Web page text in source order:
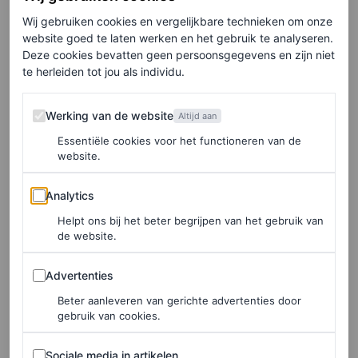
Hetstrapless Old Hollywood-silhouetbepaalt Lipa’s
garderobe voor het awardseizoen, nog belangrijker is dat
het een hint is naar wat komen gaat bij Gucci, waar De
Sarno nog maar twee collecties liet zien. De voormalige
creatief directeur Alessandro Michele opvolgen is geen
makkelijke taak, maar de voormalige Valentino-
ontwerper laat al snel zien dat zijn huisvisie minder lijkt
op die van Alessandro en meer op Tom Fords Gucci.
Denk: vesten gecombineerd met
in plaats van broches. Sabato’s eerdere
ontwerpervaringen bij Prada en Dolce & Gabbana
Wij gebruiken cookies en vergelijkbare technieken om onze
website goed te laten werken en het gebruik te analyseren.
Deze cookies bevatten geen persoonsgegevens en zijn niet
te herleiden tot jou als individu.
Werking van de website
Werking van de website Altijd aan
Essentiële cookies voor het functioneren van de
website.
Analytics
Analytics
Helpt ons bij het beter begrijpen van het gebruik van
de website.
Advertenties
Advertenties
Beter aanleveren van gerichte advertenties door
gebruik van cookies.
Sociale media in artikelen
Sociale media in artikelen